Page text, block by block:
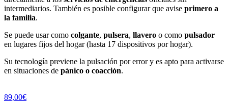
intermediarios. También es posible configurar que avise primero a
la familia.
Se puede usar como colgante, pulsera, llavero o como pulsador
en lugares fijos del hogar (hasta 17 dispositivos por hogar).
Su tecnología previene la pulsación por error y es apto para activarse
en situaciones de pánico o coacción.
89,00€